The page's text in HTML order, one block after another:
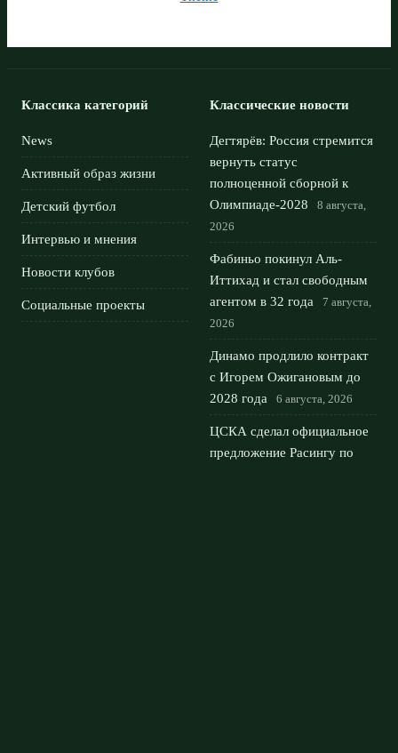
Классика категорий
News
Активный образ жизни
Детский футбол
Интервью и мнения
Новости клубов
Социальные проекты
Классические новости
Дегтярёв: Россия стремится
вернуть статус
полноценной сборной к
Олимпиаде‑2028
8 августа,
2026
Фабиньо покинул Аль-
Иттихад и стал свободным
агентом в 32 года
7 августа,
2026
Динамо продлило контракт
с Игорем Ожигановым до
2028 года
6 августа, 2026
ЦСКА сделал официальное
предложение Расингу по